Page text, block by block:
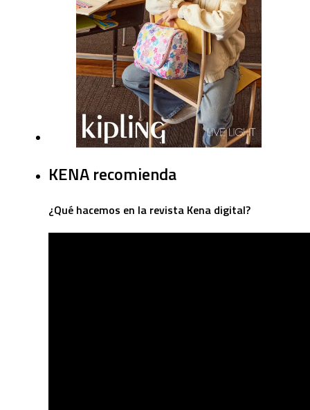
KENA recomienda
¿Qué hacemos en la revista Kena digital?